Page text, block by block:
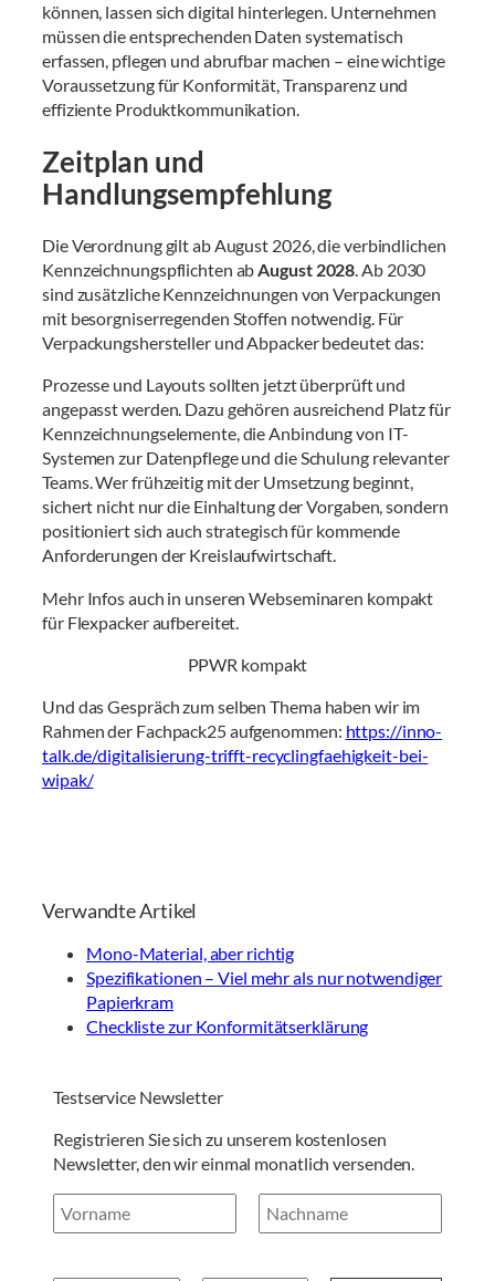
können, lassen sich digital hinterlegen. Unternehmen
müssen die entsprechenden Daten systematisch
erfassen, pflegen und abrufbar machen – eine wichtige
Voraussetzung für Konformität, Transparenz und
effiziente Produktkommunikation.
Zeitplan und
Handlungsempfehlung
Die Verordnung gilt ab August 2026, die verbindlichen
Kennzeichnungspflichten abAugust 2028. Ab 2030
sind zusätzliche Kennzeichnungen von Verpackungen
mit besorgniserregenden Stoffen notwendig. Für
Verpackungshersteller und Abpacker bedeutet das:
Prozesse und Layouts sollten jetzt überprüft und
angepasst werden. Dazu gehören ausreichend Platz für
Kennzeichnungselemente, die Anbindung von IT-
Systemen zur Datenpflege und die Schulung relevanter
Teams. Wer frühzeitig mit der Umsetzung beginnt,
sichert nicht nur die Einhaltung der Vorgaben, sondern
positioniert sich auch strategisch für kommende
Anforderungen der Kreislaufwirtschaft.
Mehr Infos auch in unseren Webseminaren kompakt
für Flexpacker aufbereitet.
PPWR kompakt
Und das Gespräch zum selben Thema haben wir im
Rahmen der Fachpack25 aufgenommen: https://inno-
talk.de/digitalisierung-trifft-recyclingfaehigkeit-bei-
wipak/
Verwandte Artikel
Mono-Material, aber richtig
Spezifikationen – Viel mehr als nur notwendiger
Papierkram
Checkliste zur Konformitätserklärung
Testservice Newsletter
Registrieren Sie sich zu unserem kostenlosen
Newsletter, den wir einmal monatlich versenden.